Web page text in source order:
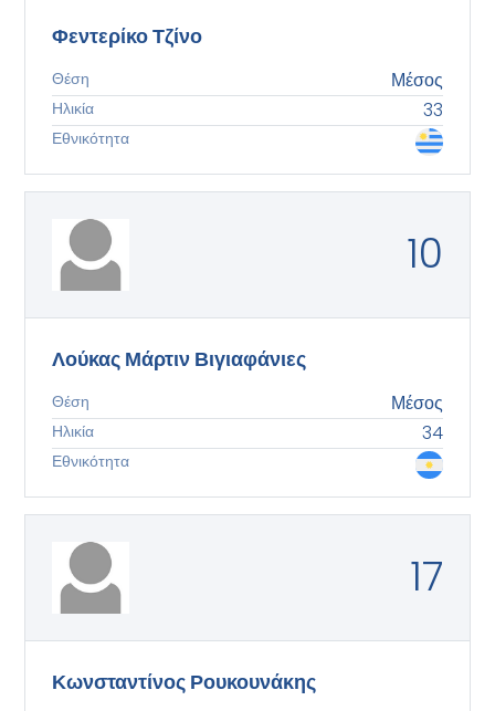
Φεντερίκο Τζίνο
Θέση Μέσος
Ηλικία 33
Εθνικότητα
10
Λούκας Μάρτιν Βιγιαφάνιες
Θέση Μέσος
Ηλικία 34
Εθνικότητα
17
Κωνσταντίνος Ρουκουνάκης